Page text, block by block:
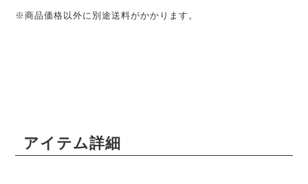
※商品価格以外に別途送料がかかります。
アイテム詳細